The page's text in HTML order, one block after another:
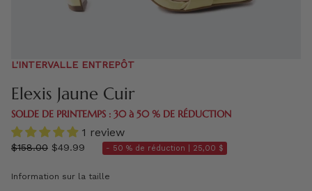
L'INTERVALLE ENTREPÔT
Elexis Jaune Cuir
SOLDE DE PRINTEMPS : 30 à 50 % DE RÉDUCTION
1 review
régulier
$158.00 $49.99 - 50 % de réduction | 25,00 $
Information sur la taille